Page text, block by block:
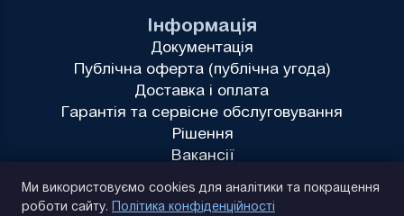
Інформація
Документація
Публічна оферта (публічна угода)
Доставка і оплата
Гарантія та сервісне обслуговування
Рішення
Вакансії
Ми використовуємо cookies для аналітики та покращення
роботи сайту. Політика конфіденційності